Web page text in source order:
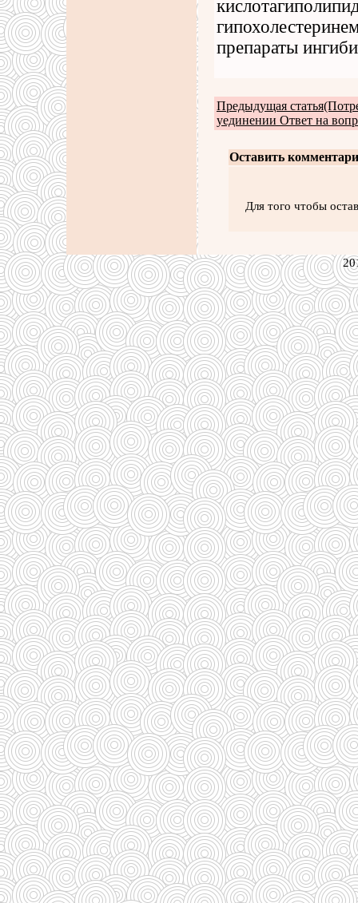
препараты
Предыдущая
уединении Ответ на
Оставить
Для того чтобы